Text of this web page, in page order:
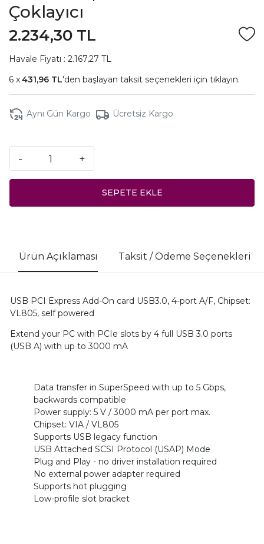
Çoklayıcı
2.234,30 TL
Havale Fiyatı : 2.167,27 TL
431,96 TL'den başlayan taksit seçenekleri için tıklayın.
Aynı Gün Kargo Ücretsiz Kargo
- +
SEPETE EKLE
Ürün Açıklaması Taksit / Ödeme Seçenekleri
USB PCI Express Add-On card USB3.0, 4-port A/F, Chipset:
VL805, self powered
Extend your PC with PCIe slots by 4 full USB 3.0 ports
(USB A) with up to 3000 mA
Data transfer in SuperSpeed with up to 5 Gbps,
backwards compatible
Power supply: 5 V / 3000 mA per port max.
Chipset: VIA / VL805
Supports USB legacy function
USB Attached SCSI Protocol (USAP) Mode
Plug and Play - no driver installation required
No external power adapter required
Supports hot plugging
Low-profile slot bracket